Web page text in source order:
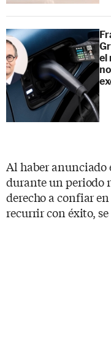
el
Al haber anunciado
durante un periodo
derecho a confiar
recurrir con éxito,